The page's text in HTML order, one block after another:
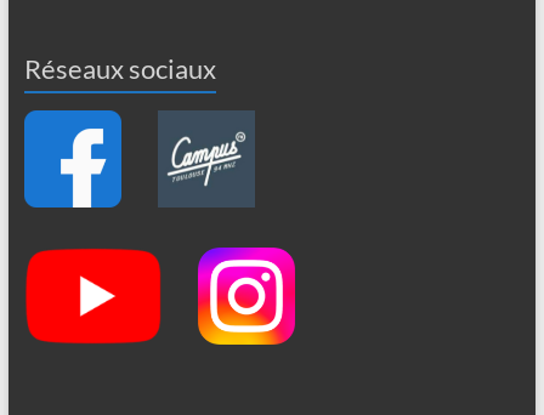
Réseaux sociaux